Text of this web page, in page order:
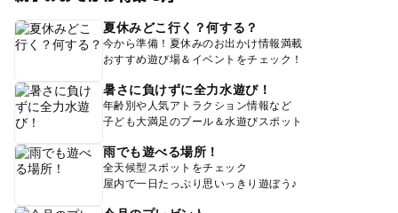
夏休みどこ行く？何する？
今から準備！夏休みのお出かけ情報満載
おすすめ遊び場＆イベントをチェック！
暑さに負けずに全力水遊び！
年齢別や人気アトラクション情報など
子ども大満足のプール＆水遊びスポット
雨でも遊べる場所！
全天候型スポットをチェック
屋内で一日たっぷり思いっきり遊ぼう♪